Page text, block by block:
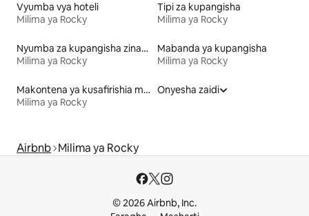
Vyumba vya hoteli
Milima ya Rocky
Tipi za kupangisha
Milima ya Rocky
Nyumba za kupangisha zinazofaa familia
Milima ya Rocky
Mabanda ya kupangisha
Milima ya Rocky
Makontena ya kusafirishia mizigo ya kupangisha
Milima ya Rocky
Onyesha zaidi
Airbnb Milima ya Rocky
© 2026 Airbnb, Inc.